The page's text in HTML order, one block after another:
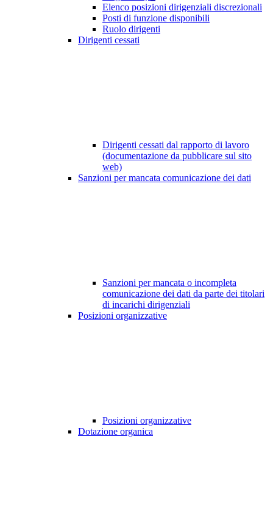
Elenco posizioni dirigenziali discrezionali
Posti di funzione disponibili
Ruolo dirigenti
Dirigenti cessati
Dirigenti cessati dal rapporto di lavoro
(documentazione da pubblicare sul sito
web)
Sanzioni per mancata comunicazione dei dati
Sanzioni per mancata o incompleta
comunicazione dei dati da parte dei titolari
di incarichi dirigenziali
Posizioni organizzative
Posizioni organizzative
Dotazione organica